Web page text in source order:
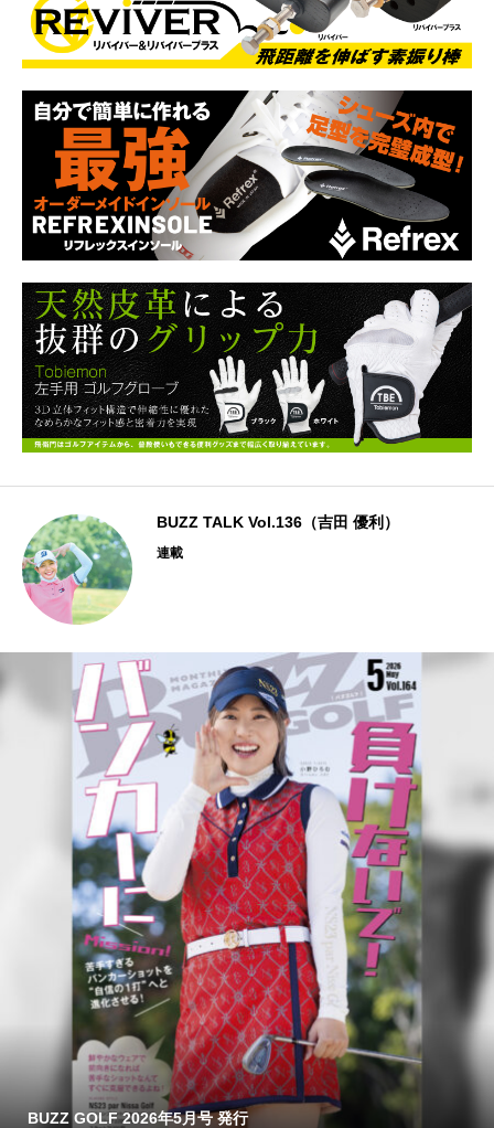
BUZZ TALK Vol.136（吉田 優利）
連載
BUZZ GOLF 2026年5月号 発行